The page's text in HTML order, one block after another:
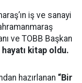
iş ve sanayi
ve TOBB Başkan
hayatı kitap oldu.
hazırlanan “Bir